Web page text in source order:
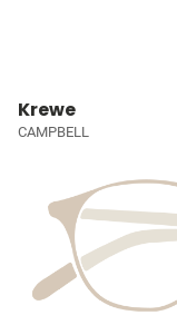
Krewe
CAMPBELL